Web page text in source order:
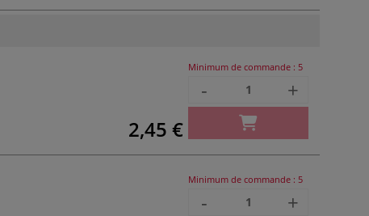
2,45 €
Minimum de commande : 5
- +
Minimum de commande : 5
- +